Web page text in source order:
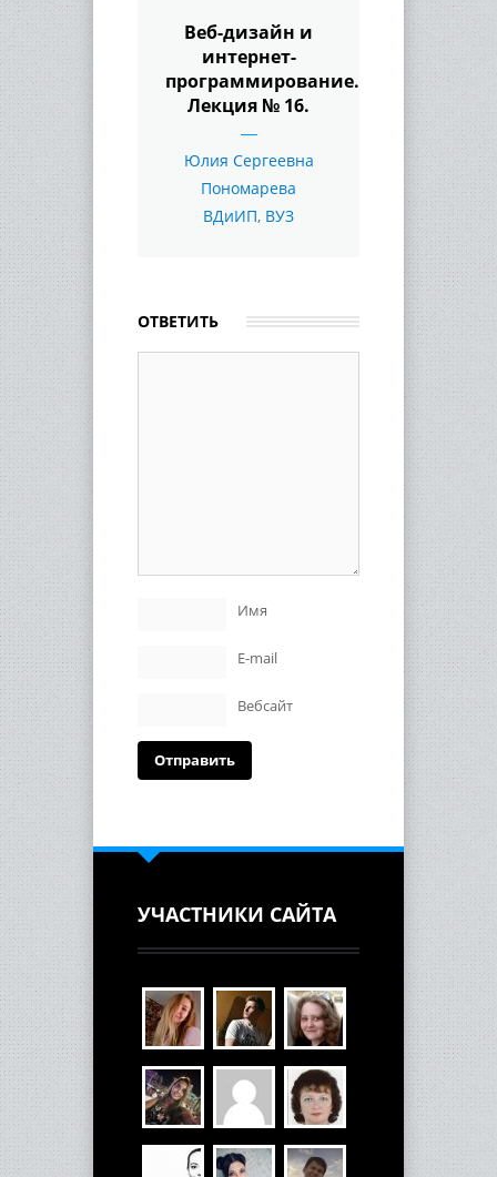
Веб-дизайн и
интернет-
программирование.
Лекция № 16.
Юлия Сергеевна
Пономарева
ВДиИП, ВУЗ
ОТВЕТИТЬ
Имя
E-mail
Вебсайт
УЧАСТНИКИ САЙТА